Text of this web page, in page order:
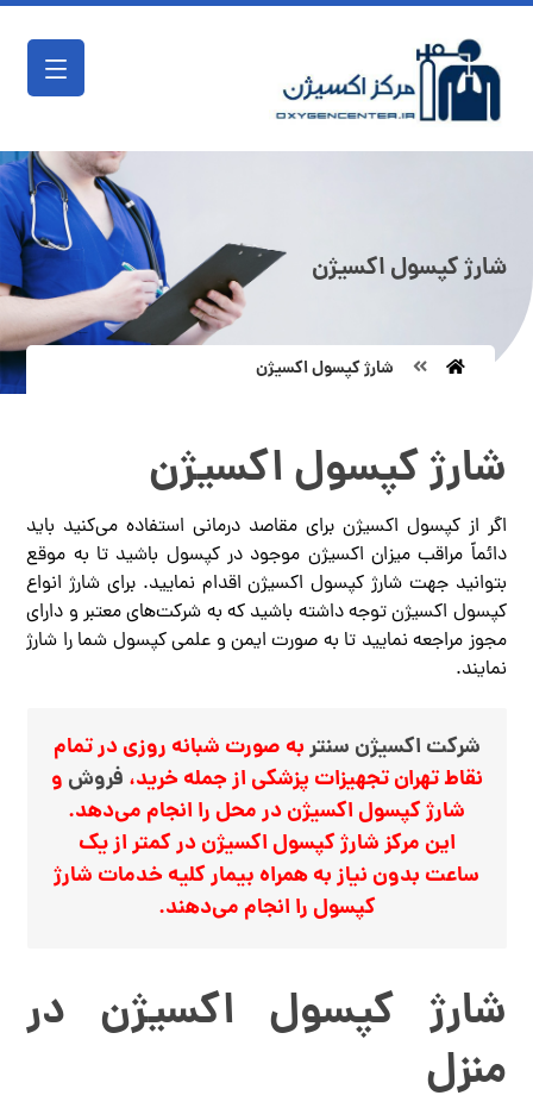
شارژ کپسول اکسیژن
شارژ کپسول اکسیژن
شارژ کپسول اکسیژن
اگر از کپسول اکسیژن برای مقاصد درمانی استفاده می‌کنید باید
دائماً مراقب میزان اکسیژن موجود در کپسول باشید تا به موقع
بتوانید جهت شارژ کپسول اکسیژن اقدام نمایید. برای شارژ انواع
کپسول اکسیژن توجه داشته باشید که به شرکت‌های معتبر و دارای
مجوز مراجعه نمایید تا به صورت ایمن و علمی کپسول شما را شارژ
نمایند.
شرکت اکسیژن سنتربه صورت شبانه روزی در تمام
نقاط تهران تجهیزات پزشکی از جمله خرید، فروش و
شارژ کپسول اکسیژن در محل را انجام می‌دهد.
این مرکز شارژ کپسول اکسیژن در کمتر از یک
ساعت بدون نیاز به همراه بیمار کلیه خدمات شارژ
کپسول را انجام می‌دهند.
شارژ کپسول اکسیژن در
منزل